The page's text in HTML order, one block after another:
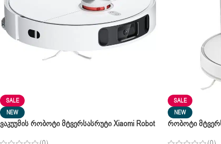
SALE
NEW
Ვაკუუმის Რობოტი Მტვერსასრუტი Xiaomi Robot
SALE
NEW
Რობოტი